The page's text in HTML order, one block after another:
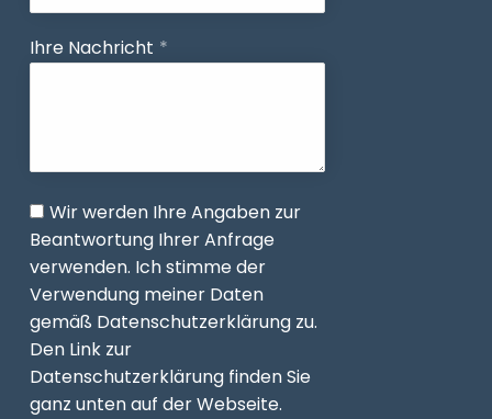
Ihre Nachricht *
Wir werden Ihre Angaben zur
Beantwortung Ihrer Anfrage
verwenden. Ich stimme der
Verwendung meiner Daten
gemäß Datenschutzerklärung zu.
Den Link zur
Datenschutzerklärung finden Sie
ganz unten auf der Webseite.